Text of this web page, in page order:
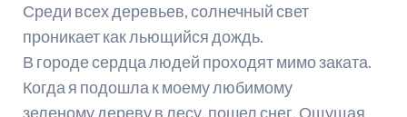
Среди всех деревьев, солнечный свет
проникает как льющийся дождь.
В городе сердца людей проходят мимо заката.
Когда я подошла к моему любимому
зеленому дереву в лесу, пошел снег. Ощущая